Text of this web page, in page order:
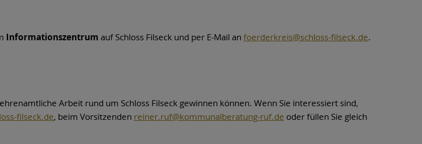
Informationszentrum auf Schloss Filseck und per E-Mail an foerderkreis@schloss-filseck.de.
Arbeit rund um Schloss Filseck gewinnen können. Wenn Sie interessiert sind,
filseck.de, beim Vorsitzenden reiner.ruf@kommunalberatung-ruf.de oder füllen Sie gleich